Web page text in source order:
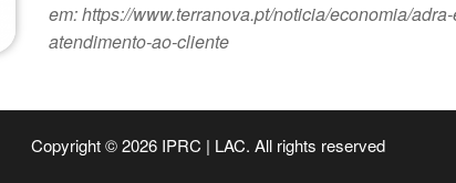
em: https://www.terranova.pt/noticia/economia/
atendimento-ao-cliente
Copyright © 2026 IPRC | LAC. All rights reserved